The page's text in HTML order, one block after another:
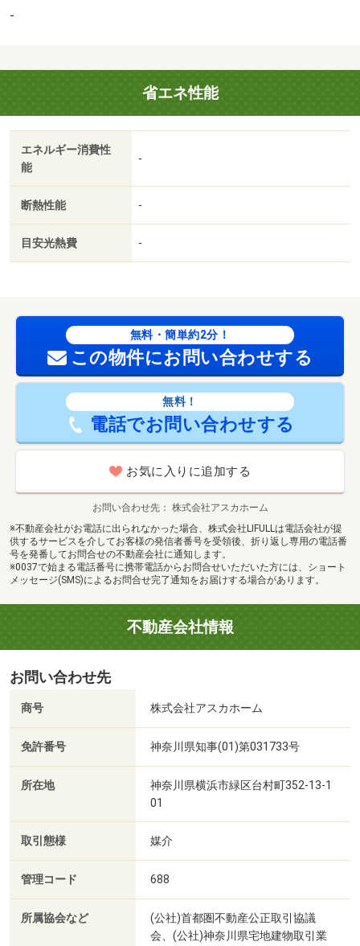
（2,051m）
族の安心できる居場所としてだけでなく、きちんとした資
産として残せるよう永くお客様をサポートしていく体制が
あり、また物件を選ぶ際にはＦＰ資格者のスタッフと建築
会社が運営する不動産会社だからこそ出来る他とは違う目
線のアドバイスが可能です。家探しにお悩みの方は是非一
度ご相談頂けると大変嬉しく思います。 【設備・特記事
国土法届出：不要
販売戸数：1戸
町会費：6,000円、排水管清掃費：4,500円
-
省エネ性能
エネルギー消費性
能
-
断熱性能 -
目安光熱費 -
無料・簡単約2分！
この物件にお問い合わせする
無料！
電話でお問い合わせする
お気に入りに追加する
お問い合わせ先
株式会社アスカホーム
※不動産会社がお電話に出られなかった場合、株式会社LIFULLは電話会社が提
供するサービスを介してお客様の発信者番号を受領後、折り返し専用の電話番
号を発番してお問合せの不動産会社に通知します。
※0037で始まる電話番号に携帯電話からお問合せいただいた方には、ショート
メッセージ(SMS)によるお問合せ完了通知をお届けする場合があります。
不動産会社情報
お問い合わせ先
商号 株式会社アスカホーム
免許番号 神奈川県知事(01)第031733号
所在地
神奈川県横浜市緑区台村町352-13-1
01
取引態様 媒介
管理コード 688
所属協会など
(公社)首都圏不動産公正取引協議
会、(公社)神奈川県宅地建物取引業